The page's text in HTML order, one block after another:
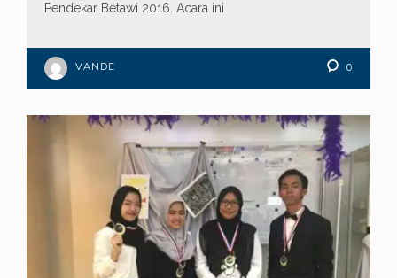
Pendekar Betawi 2016. Acara ini
VANDE 0